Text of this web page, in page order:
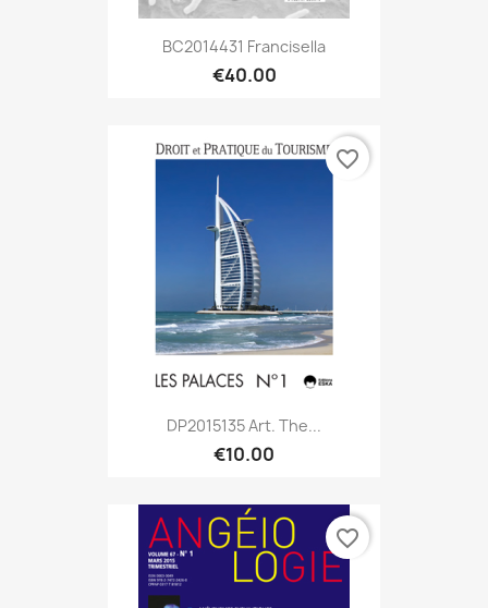
BC2014431 Francisella
€40.00
DP2015135 Art. The...
€10.00
favorite_border
favorite_border